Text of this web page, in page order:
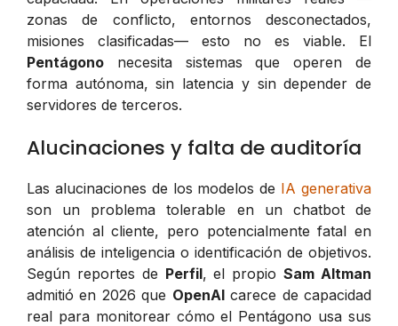
zonas de conflicto, entornos desconectados,
misiones clasificadas— esto no es viable. El
Pentágono necesita sistemas que operen de
forma autónoma, sin latencia y sin depender de
servidores de terceros.
Alucinaciones y falta de auditoría
Las alucinaciones de los modelos de IA generativa
son un problema tolerable en un chatbot de
atención al cliente, pero potencialmente fatal en
análisis de inteligencia o identificación de objetivos.
Según reportes de Perfil, el propioSam Altman
admitió en 2026 que OpenAIcarece de capacidad
real para monitorear cómo el Pentágono usa sus